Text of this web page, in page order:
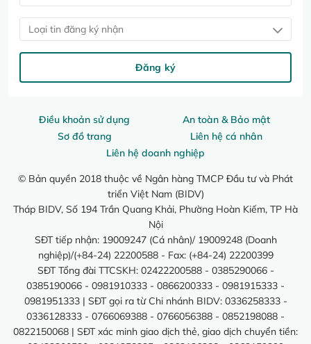
Điều khoản sử dụng
An toàn & Bảo mật
Sơ đồ trang
Liên hệ cá nhân
Liên hệ doanh nghiệp
© Bản quyền 2018 thuộc về Ngân hàng TMCP Đầu tư và Phát
triển Việt Nam (BIDV)
Tháp BIDV, Số 194 Trần Quang Khải, Phường Hoàn Kiếm, TP Hà
Nội
SĐT tiếp nhận: 19009247 (Cá nhân)/ 19009248 (Doanh
nghiệp)/(+84-24) 22200588 - Fax: (+84-24) 22200399
SĐT Tổng đài TTCSKH: 02422200588 - 0385290066 -
0385190066 - 0981910333 - 0866200333 - 0981915333 -
0981951333 | SĐT gọi ra từ Chi nhánh BIDV: 0336258333 -
0336128333 - 0766069388 - 0766056388 - 0852198088 -
0822150068 | SĐT xác minh giao dịch thẻ, giao dịch chuyển tiền:
Loại tin đăng ký nhận
Đăng ký